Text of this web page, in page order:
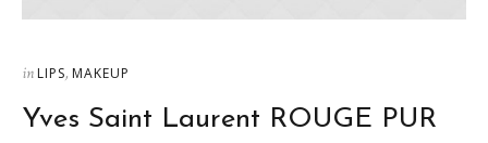
in LIPS, MAKEUP
Yves Saint Laurent ROUGE PUR